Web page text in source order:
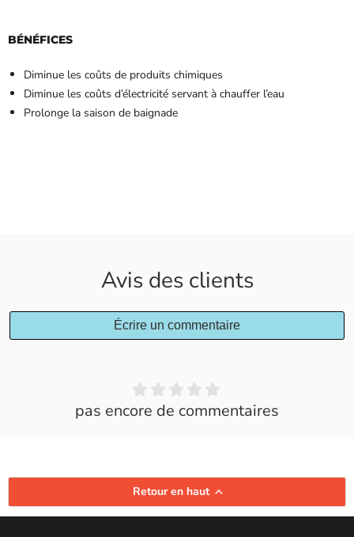
BÉNÉFICES
Diminue les coûts de produits chimiques
Diminue les coûts d’électricité servant à chauffer l’eau
Prolonge la saison de baignade
Avis des clients
Écrire un commentaire
pas encore de commentaires
Retour en haut